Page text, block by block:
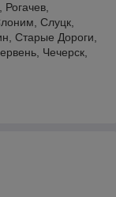
Слуцк,
Старые Дороги,
Чечерск,